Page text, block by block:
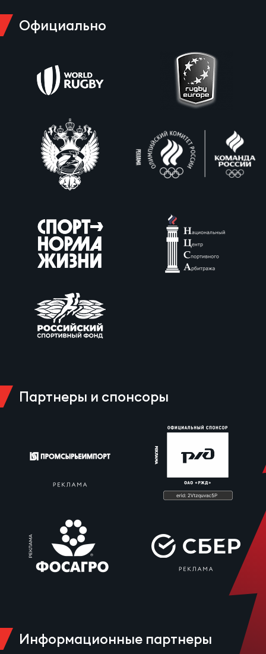
Официально
Партнеры и спонсоры
Информационные партнеры